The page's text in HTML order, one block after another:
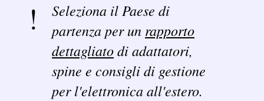
Seleziona il Paese di
partenza per un rapporto
dettagliatodi adattatori,
spine e consigli di gestione
per l'elettronica all'estero.